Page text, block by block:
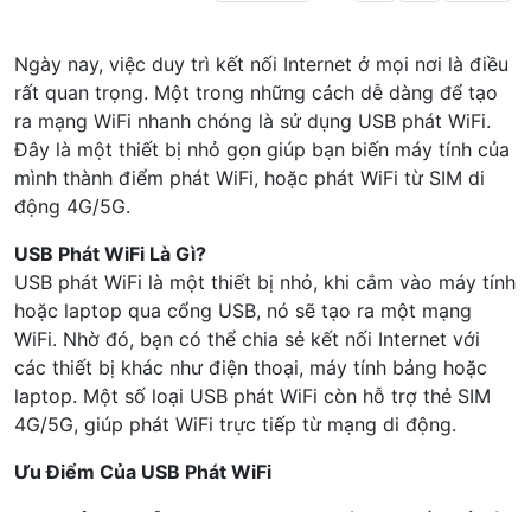
Ngày nay, việc duy trì kết nối Internet ở mọi nơi là điều
rất quan trọng. Một trong những cách dễ dàng để tạo
ra mạng WiFi nhanh chóng là sử dụng USB phát WiFi.
Đây là một thiết bị nhỏ gọn giúp bạn biến máy tính của
mình thành điểm phát WiFi, hoặc phát WiFi từ SIM di
động 4G/5G.
USB Phát WiFi Là Gì?
USB phát WiFi là một thiết bị nhỏ, khi cắm vào máy tính
hoặc laptop qua cổng USB, nó sẽ tạo ra một mạng
WiFi. Nhờ đó, bạn có thể chia sẻ kết nối Internet với
các thiết bị khác như điện thoại, máy tính bảng hoặc
laptop. Một số loại USB phát WiFi còn hỗ trợ thẻ SIM
4G/5G, giúp phát WiFi trực tiếp từ mạng di động.
Ưu Điểm Của USB Phát WiFi